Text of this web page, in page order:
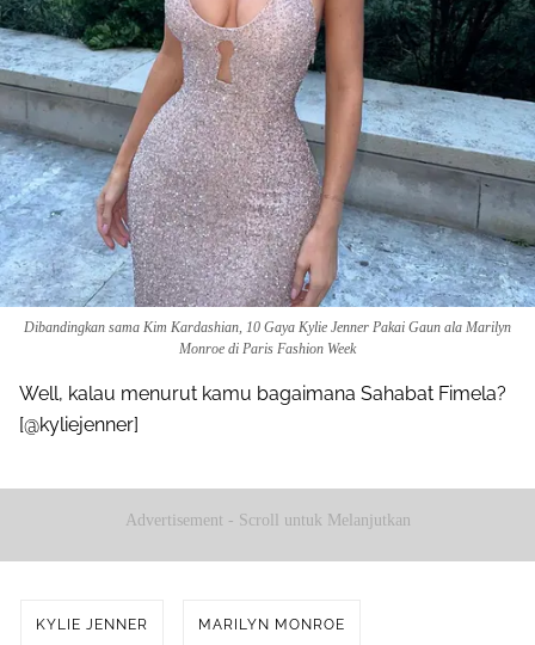
Dibandingkan sama Kim Kardashian, 10 Gaya Kylie Jenner Pakai Gaun ala Marilyn
Monroe di Paris Fashion Week
Well, kalau menurut kamu bagaimana Sahabat Fimela?
[@kyliejenner]
Advertisement - Scroll untuk Melanjutkan
KYLIE JENNER MARILYN MONROE